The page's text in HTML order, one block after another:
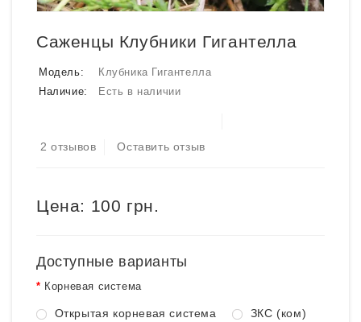
Саженцы Клубники Гигантелла
Модель:
Клубника Гигантелла
Наличие:
Есть в наличии
2 отзывов Оставить отзыв
Цена: 100 грн.
Доступные варианты
Корневая система
Открытая корневая система ЗКС (ком)